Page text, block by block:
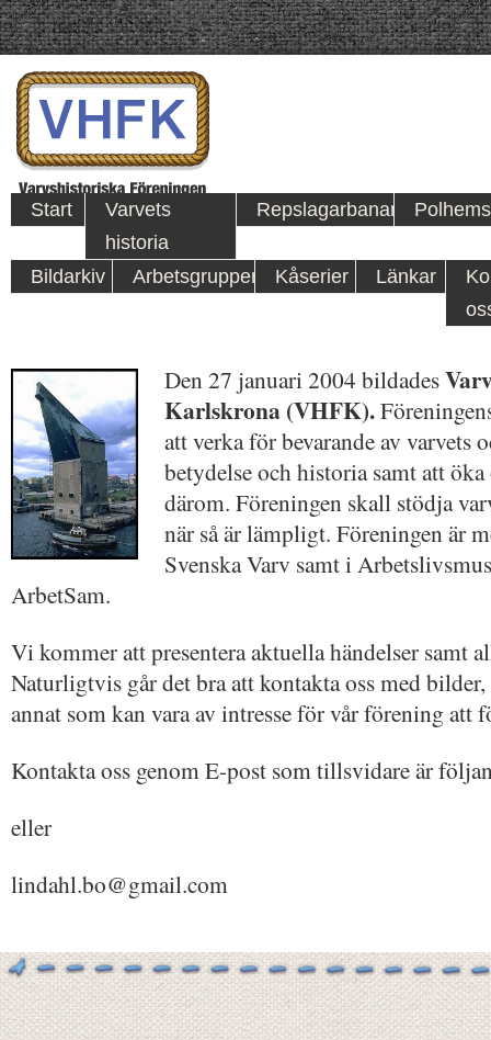
Start
Varvets
historia
Repslagarbanan
Bildarkiv Arbetsgrupper Kåserier Länkar
Den 27 januari 2004 bildades
Karlskrona (VHFK).
att verka för bevarande av varvets
betydelse och historia samt att
därom. Föreningen skall stödja
när så är lämpligt. Föreningen är
Svenska Varv samt i
ArbetSam.
Vi kommer att presentera aktuella händelser samt
Naturligtvis går det bra att kontakta oss med
annat som kan vara av intresse för vår förening att
Kontakta oss genom E-post som tillsvidare är
eller
lindahl.bo@gmail.com